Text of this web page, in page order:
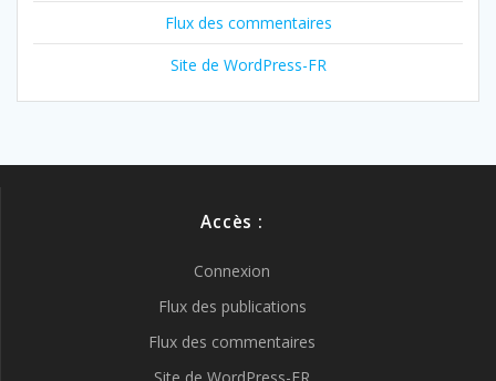
Flux des commentaires
Site de WordPress-FR
Accès :
Connexion
Flux des publications
Flux des commentaires